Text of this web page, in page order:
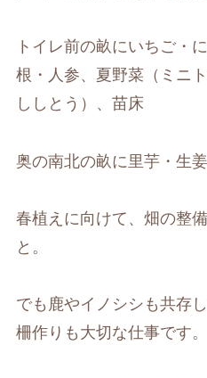
トイレ前の畝にいちご・
根・人参、夏野菜（ミニ
ししとう）、苗床
奥の南北の畝に里芋・生
春植えに向けて、畑の整
と。
でも鹿やイノシシも共存
柵作りも大切な仕事です。